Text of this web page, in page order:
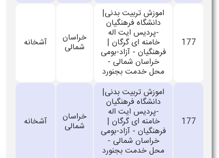
177
اموزش تربیت بدنی|
دانشگاه فرهنگیان
-پردیس ایت اله
خامنه ای گرگان |
فرهنگیان - آزاد-بومی
خراسان شمالی -
محل خدمت بجنورد
خراسان
شمالی آشخانه
177
اموزش تربیت بدنی|
دانشگاه فرهنگیان
-پردیس ایت اله
خامنه ای گرگان |
فرهنگیان - آزاد-بومی
خراسان شمالی -
محل خدمت بجنورد
خراسان
شمالی آشخانه